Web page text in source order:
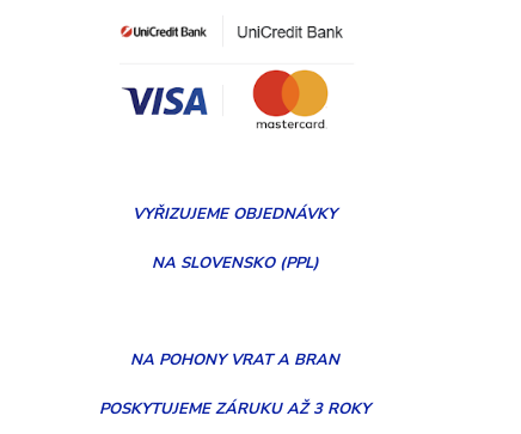
VYŘIZUJEMEOBJEDNÁVKY
NA SLOVENSKO (PPL)
NA POHONY VRAT A BRAN
POSKYTUJEME ZÁRUKU AŽ 3 ROKY